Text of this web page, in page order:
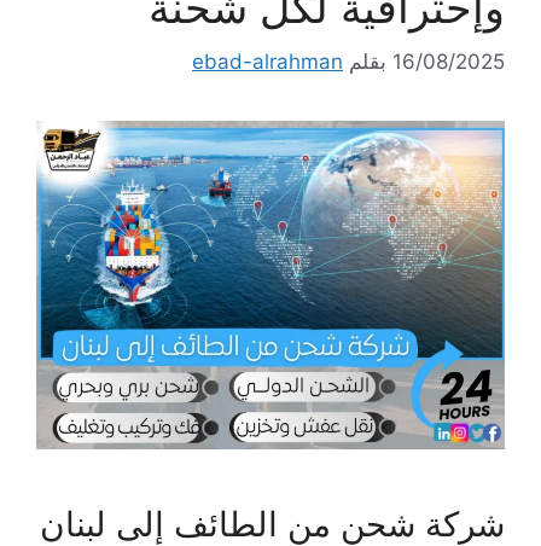
16/08/2025 بقلم ebad-alrahman
شركة شحن من الطائف إلى لبنان